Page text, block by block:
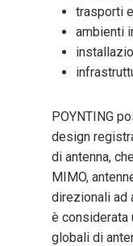
trasporti
ambienti
POYNTING
design
di antenna,
MIMO,
direzionali ad
è considerata
globali di